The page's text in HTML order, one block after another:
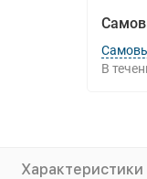
В
Характеристики